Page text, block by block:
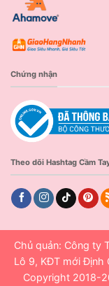
Chứng nhận
Theo dõi Hashtag Cầm
Chủ quản: Công ty
Lô 9, KĐT mới Định
Copyright 2018-